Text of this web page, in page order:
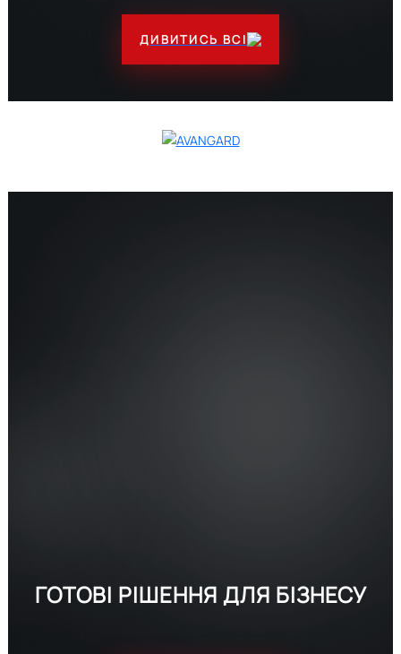
ДИВИТИСЬ ВСІ
ГОТОВІ РІШЕННЯ ДЛЯ БІЗНЕСУ